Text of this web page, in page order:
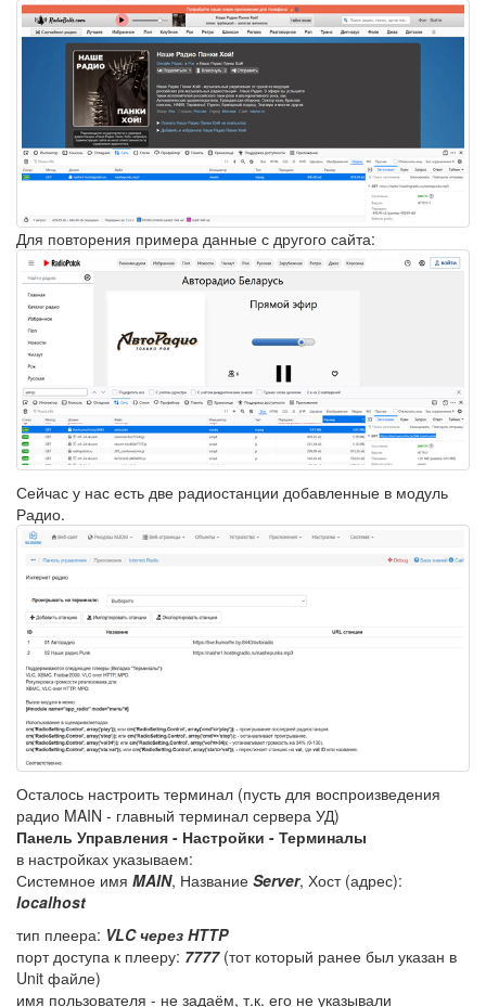
Для повторения примера данные с другого сайта:
Сейчас у нас есть две радиостанции добавленные в модуль
Радио.
Осталось настроить терминал (пусть для воспроизведения
радио MAIN - главный терминал сервера УД)
Панель Управления - Настройки - Терминалы
в настройках указываем:
Системное имя MAIN, Название Server, Хост (адрес):
localhost
тип плеера: VLC через HTTP
порт доступа к плееру: 7777(тот который ранее был указан в
Unit файле)
имя пользователя - не задаём, т.к. его не указывали